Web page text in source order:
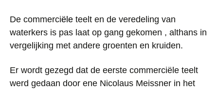
De commerciële teelt en de veredeling van
waterkers is pas laat op gang gekomen , althans in
vergelijking met andere groenten en kruiden.
Er wordt gezegd dat de eerste commerciële teelt
werd gedaan door ene Nicolaus Meissner in het